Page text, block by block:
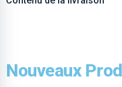
Nouveaux